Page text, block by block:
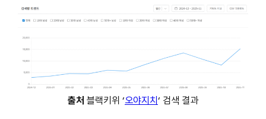
출처 블랙키위 ‘오야지치‘ 검색 결과